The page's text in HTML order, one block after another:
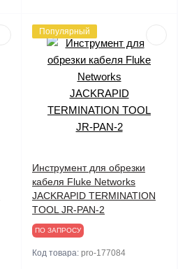
Популярный
Инструмент для обрезки
кабеля Fluke Networks
JACKRAPID TERMINATION
TOOL JR-PAN-2
ПО ЗАПРОСУ
Код товара: pro-177084